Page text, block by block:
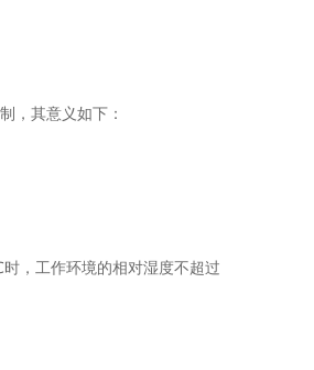
，其意义如下：
，工作环境的相对湿度不超过